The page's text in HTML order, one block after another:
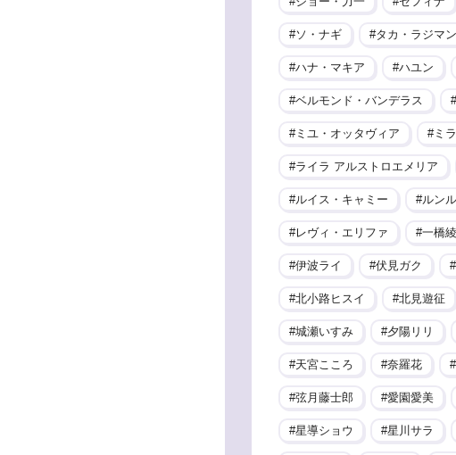
ソ・ナギ タカ・ラジマン
ハナ・マキア ハユン
ベルモンド・バンデラス
ミユ・オッタヴィア ミ
ライラ アルストロエメリア
ルイス・キャミー ルン
レヴィ・エリファ 一橋
伊波ライ 伏見ガク
北小路ヒスイ 北見遊征
城瀬いすみ 夕陽リリ
天宮こころ 奈羅花
弦月藤士郎 愛園愛美
星導ショウ 星川サラ